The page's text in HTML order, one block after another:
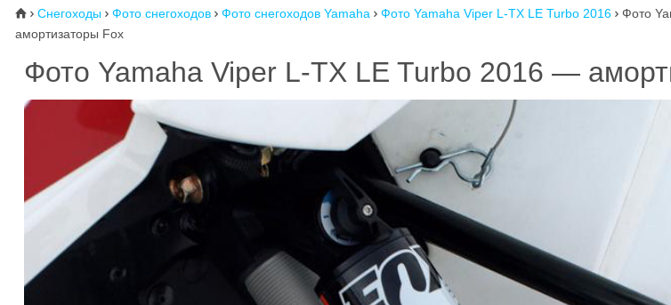
⌂  Снегоходы  Фото снегоходов  Фото снегоходов Yamaha  Фото Yamaha Viper L-TX LE Turbo 2016  Фото
амортизаторы Fox
Фото Yamaha Viper L-TX LE Turbo 2016 —